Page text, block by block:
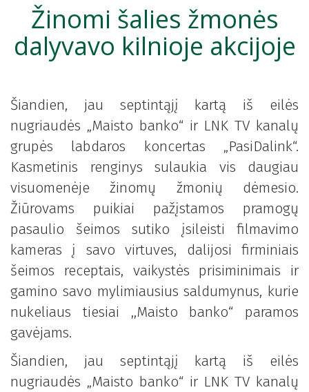
Žinomi šalies žmonės
dalyvavo kilnioje akcijoje
Šiandien, jau septintąjį kartą iš eilės
nugriaudės „Maisto banko“ ir LNK TV kanalų
grupės labdaros koncertas „PasiDalink“.
Kasmetinis renginys sulaukia vis daugiau
visuomenėje žinomų žmonių dėmesio.
Žiūrovams puikiai pažįstamos pramogų
pasaulio šeimos sutiko įsileisti filmavimo
kameras į savo virtuves, dalijosi firminiais
šeimos receptais, vaikystės prisiminimais ir
gamino savo mylimiausius saldumynus, kurie
nukeliaus tiesiai ,,Maisto banko“ paramos
gavėjams.
Šiandien, jau septintąjį kartą iš eilės
nugriaudės „Maisto banko“ ir LNK TV kanalų